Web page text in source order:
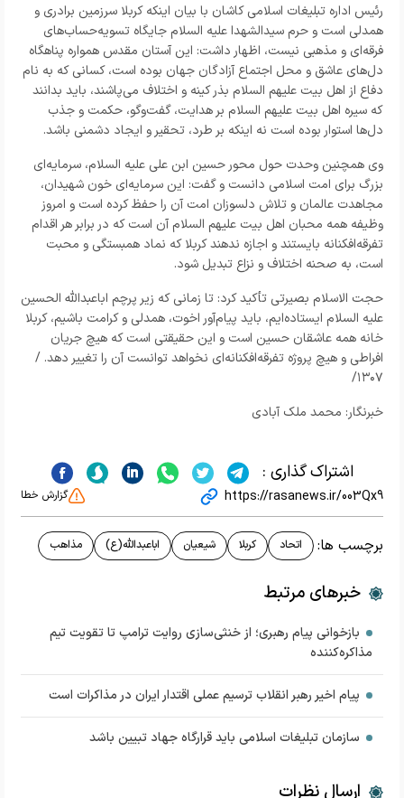
رئیس اداره تبلیغات اسلامی کاشان با بیان اینکه کربلا سرزمین برادری و
همدلی است و حرم سیدالشهدا علیه السلام جایگاه تسویه‌حساب‌های
فرقه‌ای و مذهبی نیست، اظهار داشت: این آستان مقدس همواره پناهگاه
دل‌های عاشق و محل اجتماع آزادگان جهان بوده است، کسانی که به نام
دفاع از اهل بیت علیهم السلام بذر کینه و اختلاف می‌پاشند، باید بدانند
که سیره اهل بیت علیهم السلام بر هدایت، گفت‌و‌گو، حکمت و جذب
دل‌ها استوار بوده است نه اینکه بر طرد، تحقیر و ایجاد دشمنی باشد.
وی همچنین وحدت حول محور حسین ابن علی علیه السلام، سرمایه‌ای
بزرگ برای امت اسلامی دانست و گفت: این سرمایه‌ای خون شهیدان،
مجاهدت عالمان و تلاش دلسوزان امت آن را حفظ کرده است و امروز
وظیفه همه محبان اهل بیت علیهم السلام آن است که در برابر هر اقدام
تفرقه‌افکنانه بایستند و اجازه ندهند کربلا که نماد همبستگی و محبت
است، به صحنه اختلاف و نزاع تبدیل شود.
حجت الاسلام بصیرتی تأکید کرد: تا زمانی که زیر پرچم اباعبدالله الحسین
علیه السلام ایستاده‌ایم، باید پیام‌آور اخوت، همدلی و کرامت باشیم، کربلا
خانه همه عاشقان حسین است و این حقیقتی است که هیچ جریان
افراطی و هیچ پروژه تفرقه‌افکنانه‌ای نخواهد توانست آن را تغییر دهد. /
۱۳۰۷/
خبرنگار: محمد ملک آبادی
اشتراک گذاری :
https://rasanews.ir/003Qx9 گزارش خطا
برچسب ها: اتحاد کربلا شیعیان اباعبدالله(ع) مذاهب
خبرهای مرتبط
بازخوانی پیام رهبری؛ از خنثی‌سازی روایت ترامپ تا تقویت تیم
مذاکره‌کننده
پیام اخیر رهبر انقلاب ترسیم عملی اقتدار ایران در مذاکرات است
سازمان تبلیغات اسلامی باید قرارگاه جهاد تبیین باشد
ارسال نظرات